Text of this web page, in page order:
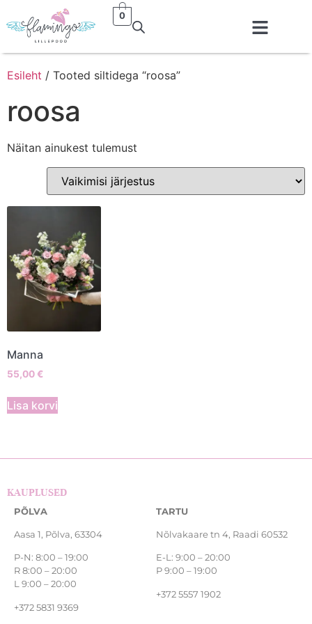
0
Esileht / Tooted siltidega “roosa”
roosa
Näitan ainukest tulemust
Manna
55,00€
Lisa korvi
KAUPLUSED
PÕLVA
Aasa 1, Põlva, 63304
P-N: 8:00 – 19:00
R 8:00 – 20:00
L 9:00 – 20:00
+372 5831 9369
TARTU
Nõlvakaare tn 4, Raadi 60532
E-L: 9:00 – 20:00
P 9:00 – 19:00
+372 5557 1902